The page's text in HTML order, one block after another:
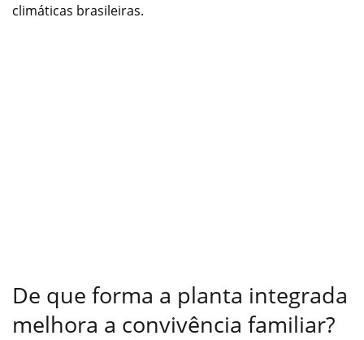
climáticas brasileiras.
De que forma a planta integrada
melhora a convivência familiar?